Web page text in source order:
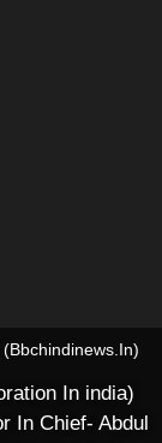
In india)
In Chief- Abdul